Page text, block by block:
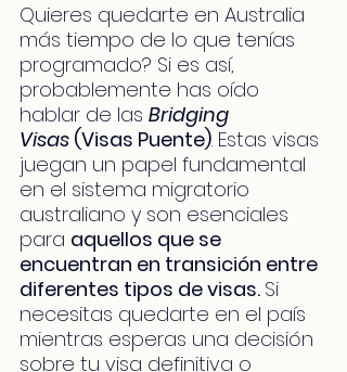
Quieres quedarte en Australia
más tiempo de lo que tenías
programado? Si es así,
probablemente has oído
hablar de las Bridging
Visas (Visas Puente). Estas visas
juegan un papel fundamental
en el sistema migratorio
australiano y son esenciales
para aquellos que se
encuentran en transición entre
diferentes tipos de visas. Si
necesitas quedarte en el país
mientras esperas una decisión
sobre tu visa definitiva o